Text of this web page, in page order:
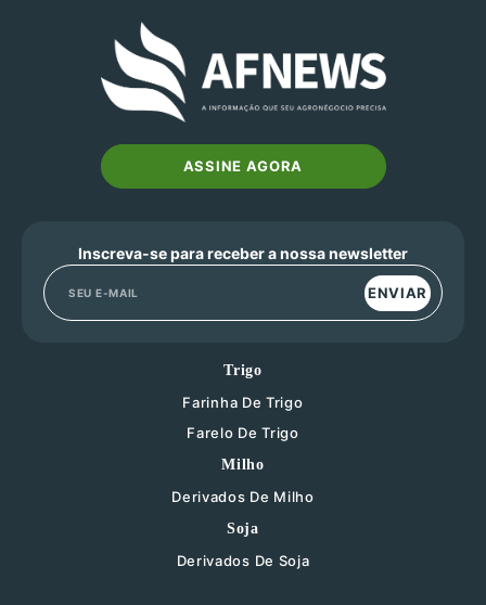
ASSINE AGORA
Inscreva-se para receber a nossa newsletter
ENVIAR
Trigo
Farinha De Trigo
Farelo De Trigo
Milho
Derivados De Milho
Soja
Derivados De Soja